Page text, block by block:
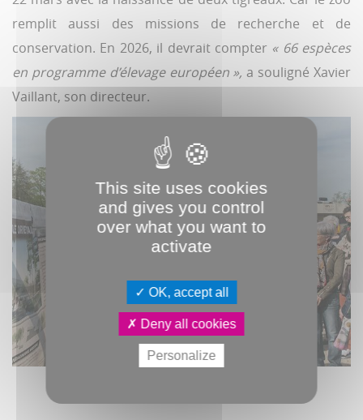
remplit aussi des missions de recherche et de
conservation. En 2026, il devrait compter « 66 espèces
en programme d’élevage européen », a souligné Xavier
Vaillant, son directeur.
This site uses cookies
and gives you control
over what you want to
activate
OK, accept all
Deny all cookies
Personalize